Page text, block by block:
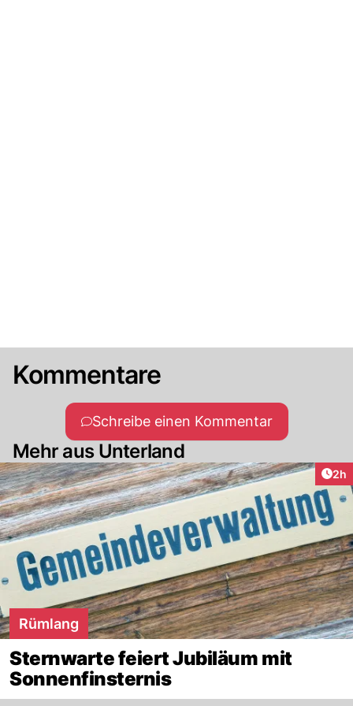
Kommentare
Schreibe einen Kommentar
Mehr aus Unterland
2h
Rümlang
Sternwarte feiert Jubiläum mit
Sonnenfinsternis